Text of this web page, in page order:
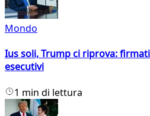
Mondo
Ius soli, Trump ci riprova:
esecutivi
1 min di lettura